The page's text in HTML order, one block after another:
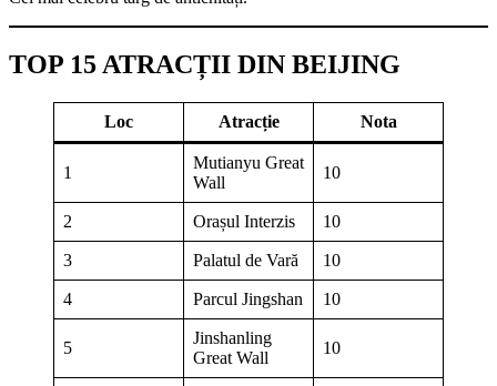
TOP 15 ATRACȚII DIN BEIJING
Loc Atracție Nota
1
Mutianyu Great
Wall
10
2 Orașul Interzis 10
3 Palatul de Vară 10
4 Parcul Jingshan 10
5
Jinshanling
Great Wall
10